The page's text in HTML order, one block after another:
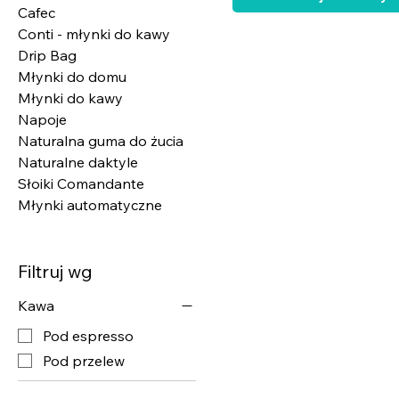
Cafec
Conti - młynki do kawy
Drip Bag
Młynki do domu
Młynki do kawy
Napoje
Naturalna guma do żucia
Naturalne daktyle
Słoiki Comandante
Młynki automatyczne
Filtruj wg
Kawa
Pod espresso
Pod przelew